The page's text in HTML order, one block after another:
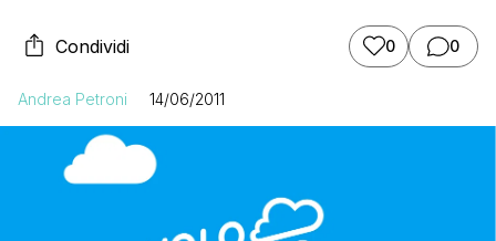
Condividi 0 0
Andrea Petroni 14/06/2011